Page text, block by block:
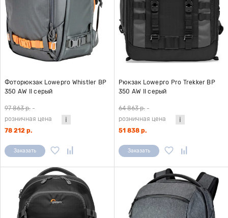
Фоторюкзак Lowepro Whistler BP
350 AW II серый
97 863 р. -
розничная цена
78 212 р.
Заказать
Рюкзак Lowepro Pro Trekker BP
350 AW II серый
64 863 р. -
розничная цена
51 838 р.
Заказать